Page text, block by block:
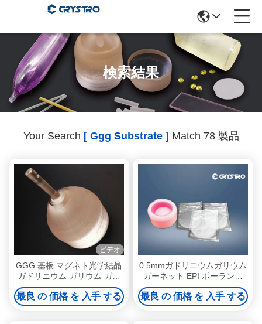
検索結果
Your Search [ Ggg Substrate ] Match 78 製品
ビデオ
GGG 基板 マグネト光学結晶
ガドリニウム ガリウム ガー
ネット 基板
最良 の 価格 を 入手 する
0.5mmガドリニウムガリウム
ガーネット EPI ポーランド
GGG YIGのためのクリスタル
最良 の 価格 を 入手 する